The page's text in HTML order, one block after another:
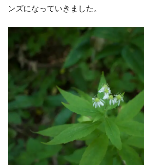
ンズになっていきました。